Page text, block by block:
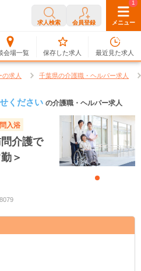
求人検索 会員登録 メニュー
会場一覧
0
保存した求人
1
最近見た求人
求人 千葉県の介護職・ヘルパー求人
ください の介護職・ヘルパー求人
入浴
介護で
＞